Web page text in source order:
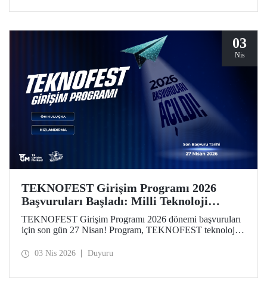
03
Nis
TEKNOFEST Girişim Programı 2026
Başvuruları Başladı: Milli Teknoloji
Hamlesi Yeni Girişimlerini Bekliyor!
TEKNOFEST Girişim Programı 2026 dönemi başvuruları
için son gün 27 Nisan! Program, TEKNOFEST teknoloji
kurgulandı. Programın yeni döneminde, girişimlerin
03 Nis 2026 Duyuru